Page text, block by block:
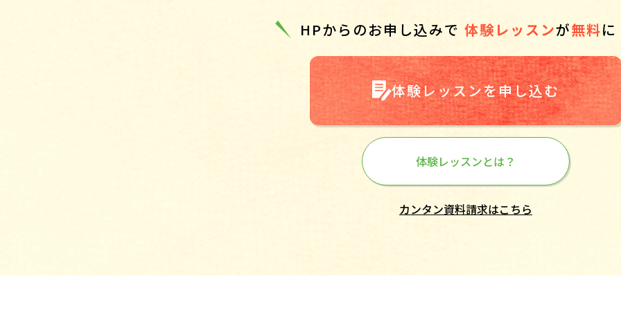
HPからのお申し込みで 体験レッスンが無料
体験レッスンを申し込む
体験レッスンとは？
カンタン資料請求はこちら